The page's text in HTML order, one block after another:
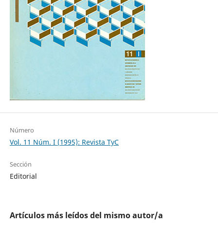
Número
Vol. 11 Núm. I (1995): Revista TyC
Sección
Editorial
Artículos más leídos del mismo autor/a